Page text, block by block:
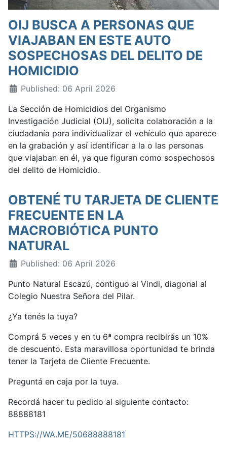
OIJ BUSCA A PERSONAS QUE
VIAJABAN EN ESTE AUTO
SOSPECHOSAS DEL DELITO DE
HOMICIDIO
Published: 06 April 2026
La Sección de Homicidios del Organismo
Investigación Judicial (OIJ), solicita colaboración a la
ciudadanía para individualizar el vehículo que aparece
en la grabación y así identificar a la o las personas
que viajaban en él, ya que figuran como sospechosos
del delito de Homicidio.
OBTENÉ TU TARJETA DE CLIENTE
FRECUENTE EN LA
MACROBIÓTICA PUNTO
NATURAL
Published: 06 April 2026
Punto Natural Escazú, contiguo al Vindi, diagonal al
Colegio Nuestra Señora del Pilar.
¿Ya tenés la tuya?
Comprá 5 veces y en tu 6ª compra recibirás un 10%
de descuento. Esta maravillosa oportunidad te brinda
tener la Tarjeta de Cliente Frecuente.
Preguntá en caja por la tuya.
Recordá hacer tu pedido al siguiente contacto:
88888181
HTTPS://WA.ME/50688888181